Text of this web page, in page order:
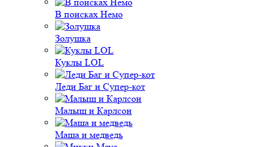
В поисках Немо
Золушка
Куклы LOL
Леди Баг и Супер-кот
Малыш и Карлсон
Маша и медведь